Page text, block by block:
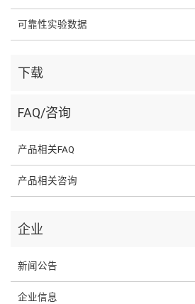
可靠性实验数据
下载
FAQ/咨询
产品相关FAQ
产品相关咨询
企业
新闻公告
企业信息